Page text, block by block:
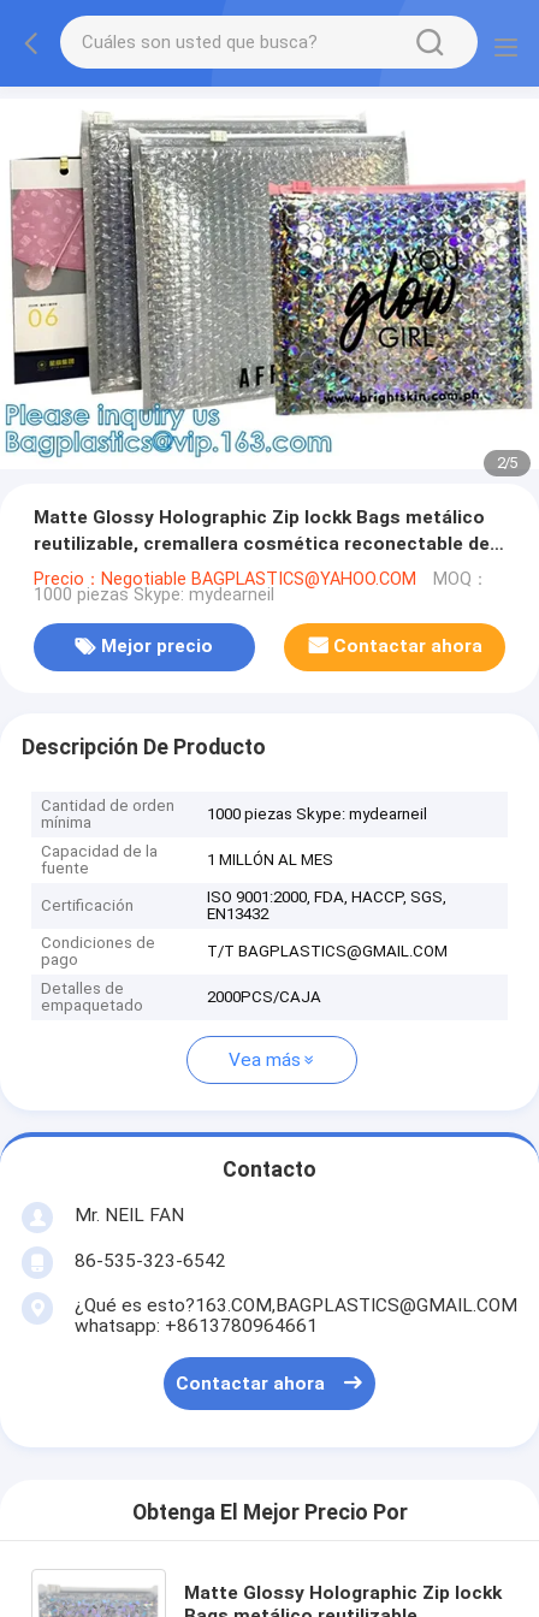
2/5
Matte Glossy Holographic Zip lockk Bags metálico
reutilizable, cremallera cosmética reconectable del
resbalador de la bolsa de la burbuja que embala
Precio：Negotiable BAGPLASTICS@YAHOO.COM MOQ：
1000 piezas Skype: mydearneil
Mejor precio Contactar ahora
Descripción De Producto
Cantidad de orden
mínima
1000 piezas Skype: mydearneil
Capacidad de la
fuente
1 MILLÓN AL MES
Certificación
ISO 9001:2000, FDA, HACCP, SGS,
EN13432
Condiciones de
pago
T/T BAGPLASTICS@GMAIL.COM
Detalles de
empaquetado
2000PCS/CAJA
Vea más
Contacto
Mr. NEIL FAN
86-535-323-6542
¿Qué es esto?163.COM,BAGPLASTICS@GMAIL.COM
whatsapp: +8613780964661
Contactar ahora
Obtenga El Mejor Precio Por
Matte Glossy Holographic Zip lockk